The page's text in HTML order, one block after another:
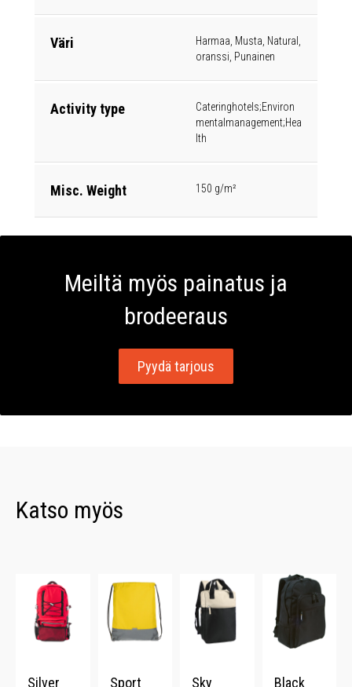
Väri
Harmaa, Musta, Natural,
oranssi, Punainen
Activity type
Cateringhotels;Environ
mentalmanagement;Hea
lth
Misc. Weight 150 g/m²
Meiltä myös painatus ja
brodeeraus
Pyydä tarjous
Katso myös
Silver
Sport
Sky
Black